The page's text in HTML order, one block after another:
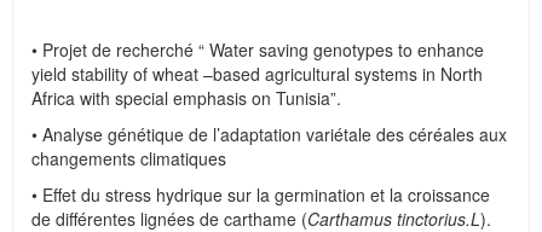
• Projet de recherché “ Water saving genotypes to enhance
yield stability of wheat –based agricultural systems in North
Africa with special emphasis on Tunisia”.
• Analyse génétique de l’adaptation variétale des céréales aux
changements climatiques
• Effet du stress hydrique sur la germination et la croissance
de différentes lignées de carthame (Carthamus tinctorius.L).